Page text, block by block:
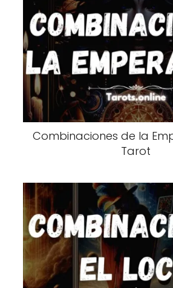
Combinaciones de la
Tarot